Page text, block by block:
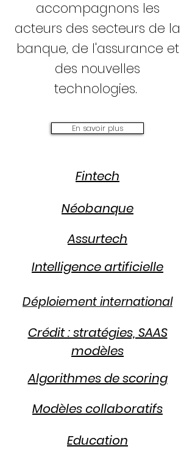
accompagnons les
acteurs des secteurs de la
banque, de l'assurance et
des nouvelles
technologies.
En savoir plus
Fintech
Néobanque
Assurtech
Intelligence artificielle
Déploiement international
Crédit : stratégies, SAAS
modèles
Algorithmes de scoring
Modèles collaboratifs
Education